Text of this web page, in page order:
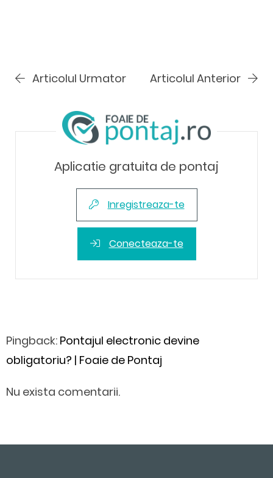
Articolul Urmator Articolul Anterior
Aplicatie gratuita de pontaj
Inregistreaza-te
Conecteaza-te
Pingback: Pontajul electronic devine
obligatoriu? | Foaie de Pontaj
Nu exista comentarii.